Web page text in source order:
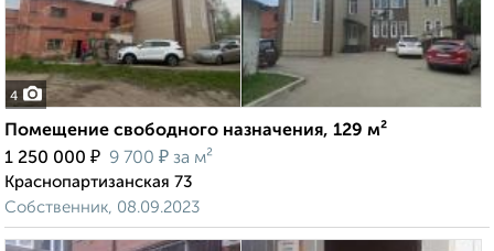
4
Помещение свободного назначения, 129 м²
1 250 000 ₽ 9 700 ₽ за м²
Краснопартизанская 73
Собственник, 08.09.2023